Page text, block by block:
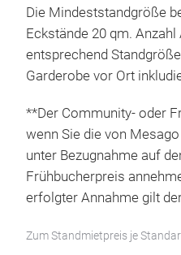
Die Mindeststandgröße
Eckstände 20 qm.
entsprechend
Garderobe vor Ort
**Der Community- oder
wenn Sie die von
unter Bezugnahme auf
Frühbucherpreis
erfolgter Annahme gilt
Zum Standmietpreis je